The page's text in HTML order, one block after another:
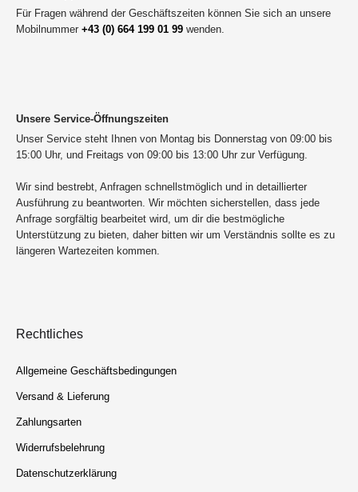
Für Fragen während der Geschäftszeiten können Sie sich an unsere
Mobilnummer +43 (0) 664 199 01 99 wenden.
Unsere Service-Öffnungszeiten
Unser Service steht Ihnen von Montag bis Donnerstag von 09:00 bis
15:00 Uhr, und Freitags von 09:00 bis 13:00 Uhr zur Verfügung.
Wir sind bestrebt, Anfragen schnellstmöglich und in detaillierter
Ausführung zu beantworten. Wir möchten sicherstellen, dass jede
Anfrage sorgfältig bearbeitet wird, um dir die bestmögliche
Unterstützung zu bieten, daher bitten wir um Verständnis sollte es zu
längeren Wartezeiten kommen.
Rechtliches
Allgemeine Geschäftsbedingungen
Versand & Lieferung
Zahlungsarten
Widerrufsbelehrung
Datenschutzerklärung